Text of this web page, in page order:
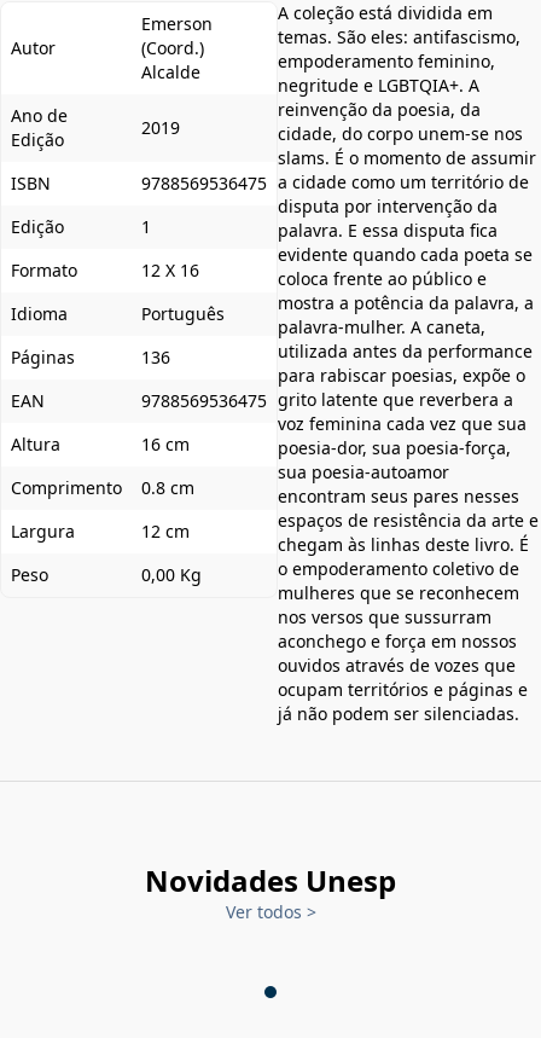
Autor
Emerson
(Coord.)
Alcalde
Ano de
Edição
2019
ISBN
9788569536475
Edição
1
Formato
12 X 16
Idioma
Português
Páginas
136
EAN
9788569536475
Altura
16 cm
Comprimento
0.8 cm
Largura
12 cm
Peso
0,00 Kg
A coleção está dividida em
temas. São eles: antifascismo,
empoderamento feminino,
negritude e LGBTQIA+. A
reinvenção da poesia, da
cidade, do corpo unem-se nos
slams. É o momento de assumir
a cidade como um território de
disputa por intervenção da
palavra. E essa disputa fica
evidente quando cada poeta se
coloca frente ao público e
mostra a potência da palavra, a
palavra-mulher. A caneta,
utilizada antes da performance
para rabiscar poesias, expõe o
grito latente que reverbera a
voz feminina cada vez que sua
poesia-dor, sua poesia-força,
sua poesia-autoamor
encontram seus pares nesses
espaços de resistência da arte e
chegam às linhas deste livro. É
o empoderamento coletivo de
mulheres que se reconhecem
nos versos que sussurram
aconchego e força em nossos
ouvidos através de vozes que
ocupam territórios e páginas e
já não podem ser silenciadas.
Novidades Unesp
Ver todos >